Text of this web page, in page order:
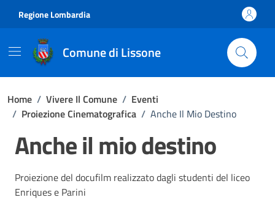
Regione Lombardia
Comune di Lissone
Home / Vivere Il Comune / Eventi
/ Proiezione Cinematografica / Anche Il Mio Destino
Anche il mio destino
Proiezione del docufilm realizzato dagli studenti del liceo
Enriques e Parini